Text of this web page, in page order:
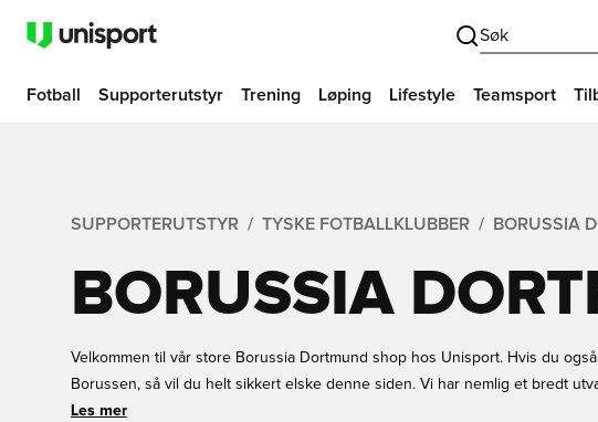
Søk
Fotball Supporterutstyr Trening Løping Lifestyle Teamsport
SUPPORTERUTSTYR TYSKE FOTBALLKLUBBER BORUSSIA
BORUSSIA
Velkommen til vår store Borussia Dortmund shop hos Unisport. Hvis du
Borussen, så vil du helt sikkert elske denne siden. Vi har nemlig et bredt
Dortmund produkter, fra Borussia Dortmund fotballdrakter, både borte og
Les mer